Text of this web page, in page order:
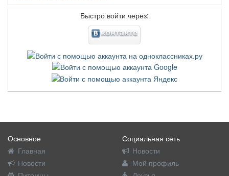
Быстро войти через:
Основное
Главная
Новости
Социальная сеть
Новости
Мой профиль